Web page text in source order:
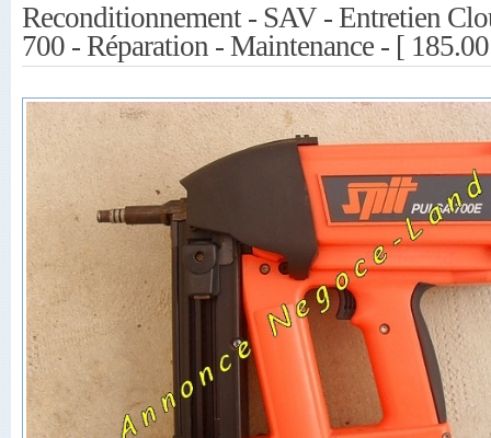
Reconditionnement - SAV - Entretien
700 - Réparation - Maintenance - [